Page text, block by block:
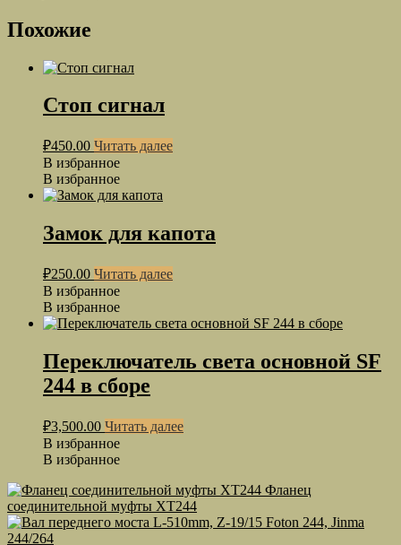
Похожие
Стоп сигнал
₽450.00 Читать далее
В избранное
В избранное
Замок для капота
₽250.00 Читать далее
В избранное
В избранное
Переключатель света основной SF
244 в сборе
₽3,500.00 Читать далее
В избранное
В избранное
Фланец
соединительной муфты ХТ244